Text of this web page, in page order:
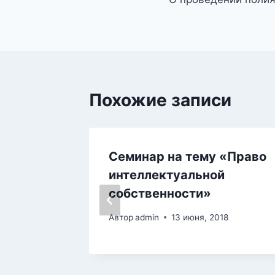
по
Похожие записи
Семинар на тему «Право
интеллектуальной
собственности»
Авторadmin 13 июня, 2018